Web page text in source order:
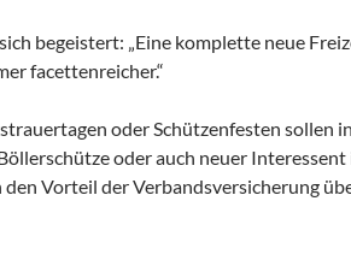
begeistert: „Eine komplette neue
facettenreicher.“
oder Schützenfesten sollen
oder auch neuer Interessent
Vorteil der Verbandsversicherung